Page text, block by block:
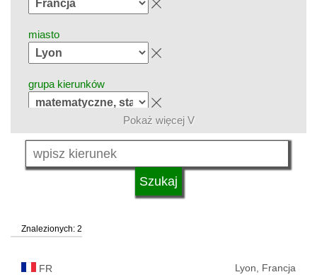
miasto
grupa kierunków
język
typ uczelni
Pokaż więcej V
Znalezionych: 2
FR Lyon, Francja